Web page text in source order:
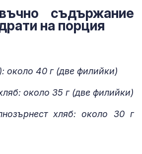
съдържание
на порция
около 40 г (две филийки)
около 35 г (две филийки)
хляб: около 30 г